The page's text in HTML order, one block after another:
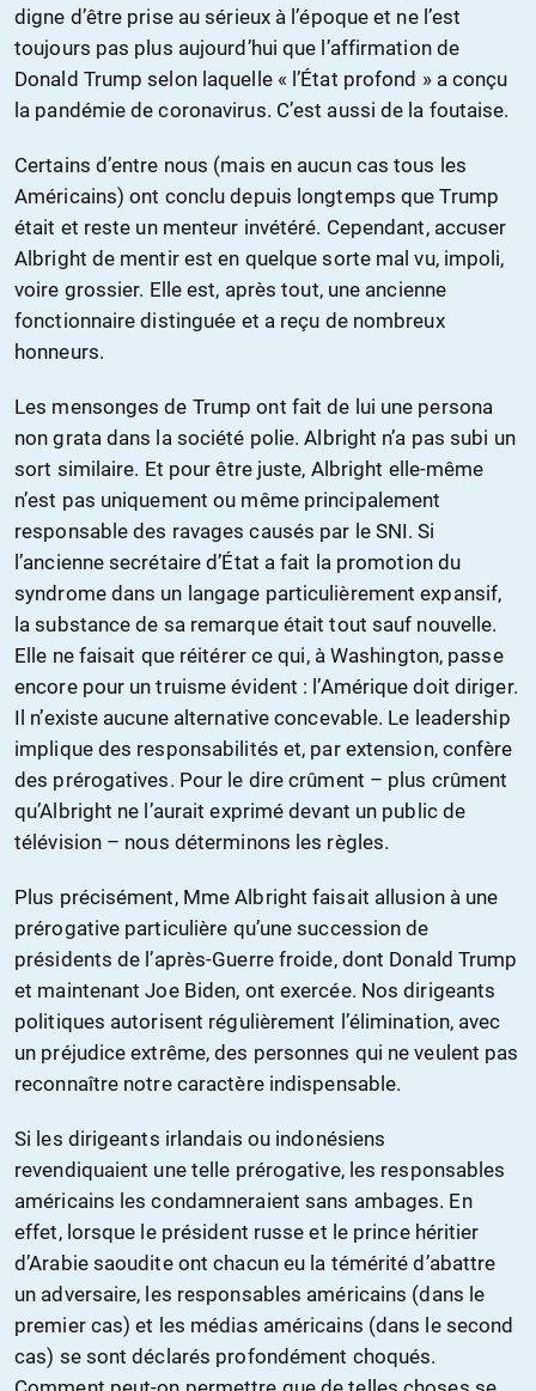
digne d’être prise au sérieux à l’époque et ne l’est
toujours pas plus aujourd’hui que l’affirmation de
Donald Trump selon laquelle « l’État profond » a conçu
la pandémie de coronavirus. C’est aussi de la foutaise.
Certains d’entre nous (mais en aucun cas tous les
Américains) ont conclu depuis longtemps que Trump
était et reste un menteur invétéré. Cependant, accuser
Albright de mentir est en quelque sorte mal vu, impoli,
voire grossier. Elle est, après tout, une ancienne
fonctionnaire distinguée et a reçu de nombreux
honneurs.
Les mensonges de Trump ont fait de lui une persona
non grata dans la société polie. Albright n’a pas subi un
sort similaire. Et pour être juste, Albright elle-même
n’est pas uniquement ou même principalement
responsable des ravages causés par le SNI. Si
l’ancienne secrétaire d’État a fait la promotion du
syndrome dans un langage particulièrement expansif,
la substance de sa remarque était tout sauf nouvelle.
Elle ne faisait que réitérer ce qui, à Washington, passe
encore pour un truisme évident : l’Amérique doit diriger.
Il n’existe aucune alternative concevable. Le leadership
implique des responsabilités et, par extension, confère
des prérogatives. Pour le dire crûment – plus crûment
qu’Albright ne l’aurait exprimé devant un public de
télévision – nous déterminons les règles.
Plus précisément, Mme Albright faisait allusion à une
prérogative particulière qu’une succession de
présidents de l’après-Guerre froide, dont Donald Trump
et maintenant Joe Biden, ont exercée. Nos dirigeants
politiques autorisent régulièrement l’élimination, avec
un préjudice extrême, des personnes qui ne veulent pas
reconnaître notre caractère indispensable.
Si les dirigeants irlandais ou indonésiens
revendiquaient une telle prérogative, les responsables
américains les condamneraient sans ambages. En
effet, lorsque le président russe et le prince héritier
d’Arabie saoudite ont chacun eu la témérité d’abattre
un adversaire, les responsables américains (dans le
premier cas) et les médias américains (dans le second
cas) se sont déclarés profondément choqués.